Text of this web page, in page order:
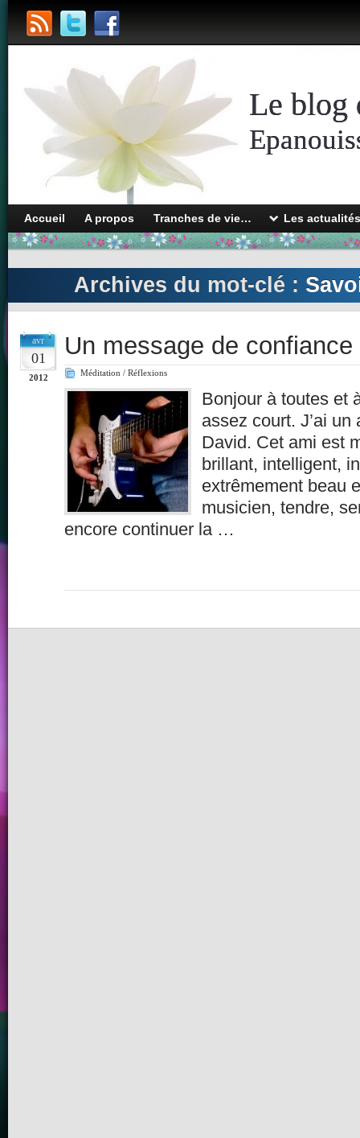
Le blog
Accueil A propos Tranches de vie… Les
Archives du mot-clé :
avr
01
2012
Un message de
Méditation / Réflexions
Bonjour à toutes et
assez court. J’ai un
David. Cet ami est
brillant, intelligent,
extrêmement beau
musicien, tendre,
encore continuer la …